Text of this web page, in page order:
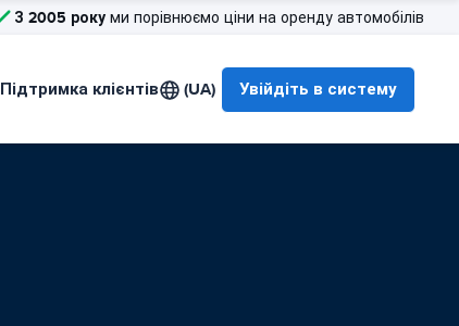
З 2005 року ми порівнюємо ціни на оренду автомобілів
Підтримка клієнтів (UA) Увійдіть в систему